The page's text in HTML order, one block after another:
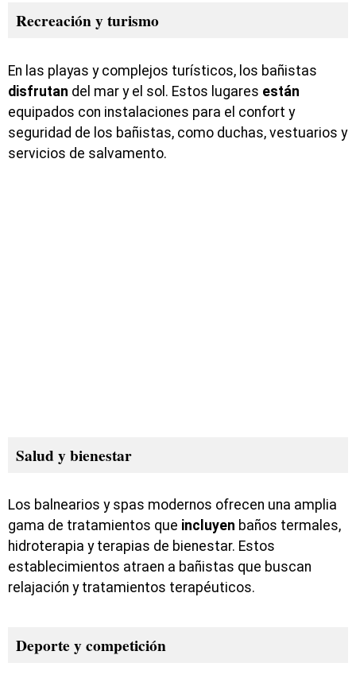
Recreación y turismo
En las playas y complejos turísticos, los bañistas
disfrutan del mar y el sol. Estos lugares están
equipados con instalaciones para el confort y
seguridad de los bañistas, como duchas, vestuarios y
servicios de salvamento.
Salud y bienestar
Los balnearios y spas modernos ofrecen una amplia
gama de tratamientos que incluyen baños termales,
hidroterapia y terapias de bienestar. Estos
establecimientos atraen a bañistas que buscan
relajación y tratamientos terapéuticos.
Deporte y competición